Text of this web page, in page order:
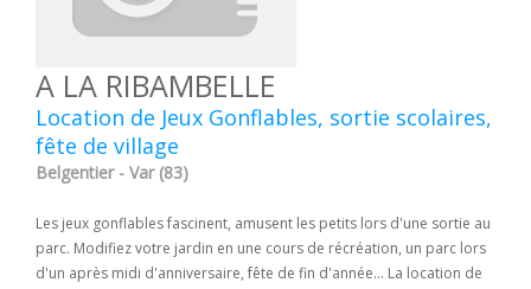
A LA RIBAMBELLE
Location de Jeux Gonflables, sortie scolaires,
fête de village
Belgentier - Var (83)
Les jeux gonflables fascinent, amusent les petits lors d'une sortie au
parc. Modifiez votre jardin en une cours de récréation, un parc lors
d'un après midi d'anniversaire, fête de fin d'année... La location de